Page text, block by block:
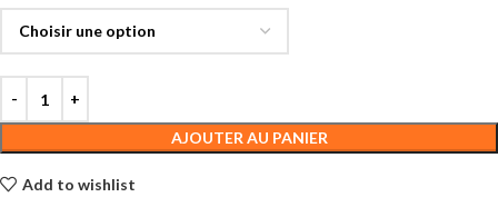
AJOUTER AU PANIER
Add to wishlist